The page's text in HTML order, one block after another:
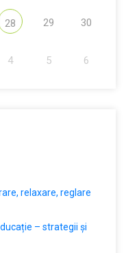
28 29 30
4 5 6
relaxare, reglare
– strategii și